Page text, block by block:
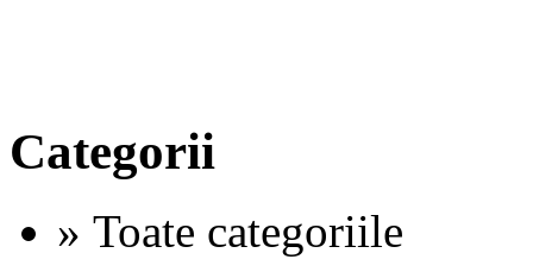
Categorii
» Toate categoriile